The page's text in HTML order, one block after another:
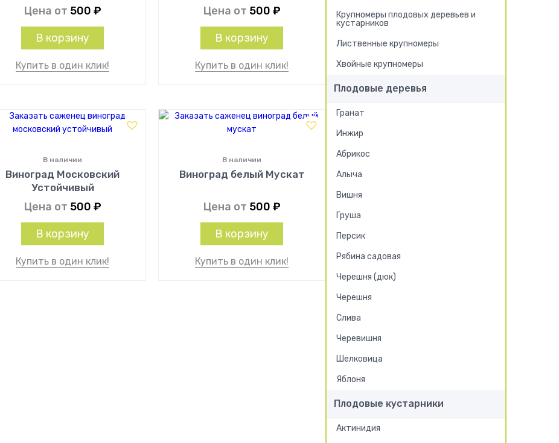
Цена от 500 ₽
В корзину
Купить в один клик!
Цена от 500 ₽
В корзину
Купить в один клик!
Виноград Московский
Устойчивый
В наличии
Цена от 500 ₽
В корзину
Купить в один клик!
Виноград белый Мускат
В наличии
Цена от 500 ₽
В корзину
Купить в один клик!
Крупномеры плодовых деревьев и
кустарников
Лиственные крупномеры
Хвойные крупномеры
Плодовые деревья
Гранат
Инжир
Абрикос
Алыча
Вишня
Груша
Персик
Рябина садовая
Черешня (дюк)
Черешня
Слива
Черевишня
Шелковица
Яблоня
Плодовые кустарники
Актинидия